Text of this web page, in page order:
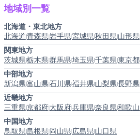
地域別一覧
北海道・東北地方
北海道|青森県|岩手県|宮城県|秋田県|山形県|
関東地方
茨城県|栃木県|群馬県|埼玉県|千葉県|東京都|
中部地方
新潟県|富山県|石川県|福井県|山梨県|長野県|
近畿地方
三重県|京都府|大阪府|兵庫県|奈良県|和歌
中国地方
鳥取県|島根県|岡山県|広島県|山口県